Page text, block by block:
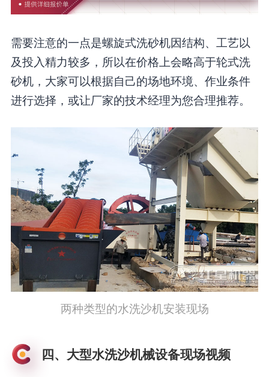
需要注意的一点是螺旋式洗砂机因结构、工艺以
及投入精力较多，所以在价格上会略高于轮式洗
砂机，大家可以根据自己的场地环境、作业条件
进行选择，或让厂家的技术经理为您合理推荐。
两种类型的水洗沙机安装现场
四、大型水洗沙机械设备现场视频